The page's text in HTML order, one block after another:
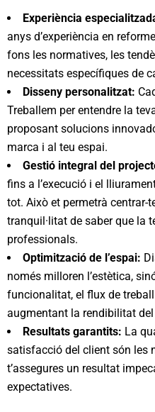
Experiència
anys d’experiència en
fons les normatives, les
necessitats específiques de
Disseny personalitzat:
Treballem per entendre la
proposant solucions
marca i al teu espai.
Gestió integral del
fins a l’execució i el
tot. Això et permetrà centrar-
tranquil·litat de saber que la
professionals.
Optimització de l’espai:
només milloren l’estètica,
funcionalitat, el flux de
augmentant la rendibilitat
Resultats garantits: La
satisfacció del client són les
t’assegures un resultat
expectatives.